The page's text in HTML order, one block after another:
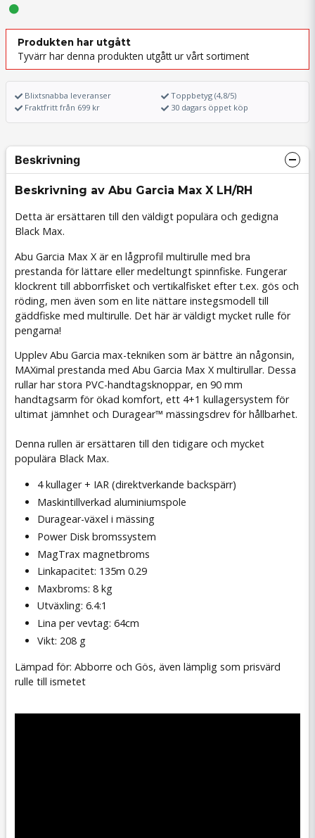
Produkten har utgått
Tyvärr har denna produkten utgått ur vårt sortiment
Blixtsnabba leveranser
Fraktfritt från 699 kr
Toppbetyg (4,8/5)
30 dagars öppet köp
Beskrivning
Beskrivning av Abu Garcia Max X LH/RH
Detta är ersättaren till den väldigt populära och gedigna
Black Max.
Abu Garcia Max X är en lågprofil multirulle med bra
prestanda för lättare eller medeltungt spinnfiske. Fungerar
klockrent till abborrfisket och vertikalfisket efter t.ex. gös och
röding, men även som en lite nättare instegsmodell till
gäddfiske med multirulle. Det här är väldigt mycket rulle för
pengarna!
Upplev Abu Garcia max-tekniken som är bättre än någonsin,
MAXimal prestanda med Abu Garcia Max X multirullar. Dessa
rullar har stora PVC-handtagsknoppar, en 90 mm
handtagsarm för ökad komfort, ett 4+1 kullagersystem för
ultimat jämnhet och Duragear™ mässingsdrev för hållbarhet.
Denna rullen är ersättaren till den tidigare och mycket
populära Black Max.
4 kullager + IAR (direktverkande backspärr)
Maskintillverkad aluminiumspole
Duragear-växel i mässing
Power Disk bromssystem
MagTrax magnetbroms
Linkapacitet: 135m 0.29
Maxbroms: 8 kg
Utväxling: 6.4:1
Lina per vevtag: 64cm
Vikt: 208 g
Lämpad för: Abborre och Gös, även lämplig som prisvärd
rulle till ismetet